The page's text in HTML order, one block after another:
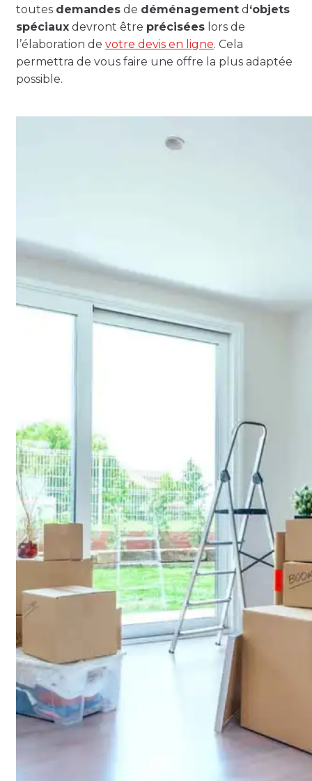
toutes demandes de déménagement d ‘objets
spéciaux devront être précisées lors de
l’élaboration de votre devis en ligne. Cela
permettra de vous faire une offre la plus adaptée
possible.